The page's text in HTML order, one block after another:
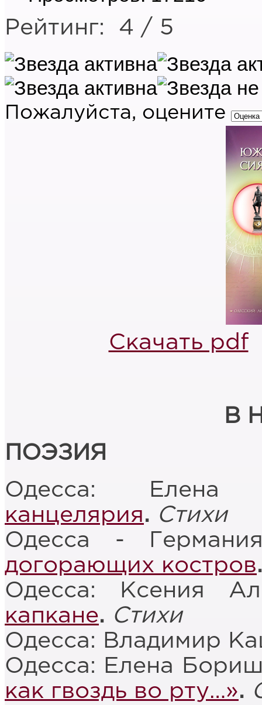
Рейтинг: 4 / 5
Пожалуйста, оцените
Скачать pdf
В
ПОЭЗИЯ
Одесса: Елена
канцелярия. Стихи
Одесса -
догорающих костров.
Одесса: Ксения
капкане. Стихи
Одесса: Владимир
Одесса: Елена
как гвоздь во рту…».